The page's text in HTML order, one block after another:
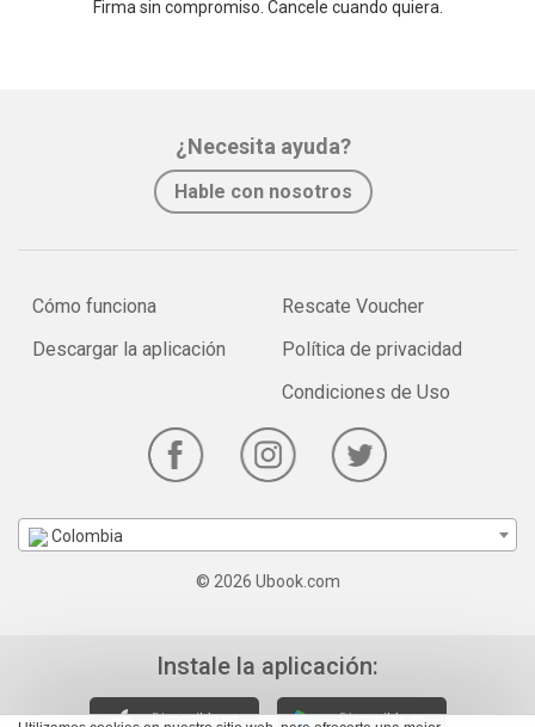
Firma sin compromiso. Cancele cuando quiera.
¿Necesita ayuda?
Hable con nosotros
Cómo funciona
Descargar la aplicación
Rescate Voucher
Política de privacidad
Condiciones de Uso
Colombia
© 2026 Ubook.com
Instale la aplicación: